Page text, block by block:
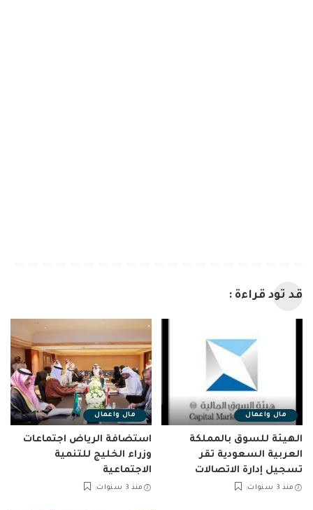
قد تود قراءة :
مال واعمال
الهيئة للسوق بالمملكة
العربية السعودية تقر
تسجيل إدارة الاتصالات
منذ 3 سنوات
مال واعمال
استضافة الرياض اجتماعات
وزراء الخليج للتنمية
الاجتماعية
منذ 3 سنوات